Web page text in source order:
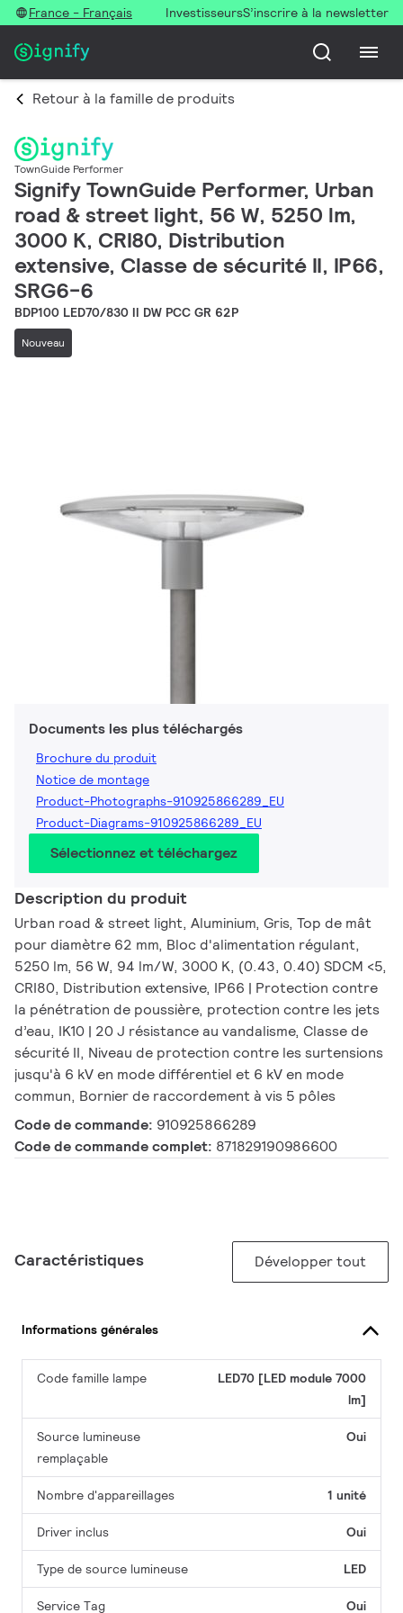
France - Français InvestisseursS’inscrire à la newsletter
Retour à la famille de produits
TownGuide Performer
Signify TownGuide Performer, Urban
road & street light, 56 W, 5250 lm,
3000 K, CRI80, Distribution
extensive, Classe de sécurité II, IP66,
SRG6-6
BDP100 LED70/830 II DW PCC GR 62P
Nouveau
Documents les plus téléchargés
Brochure du produit
Notice de montage
Product-Photographs-910925866289_EU
Product-Diagrams-910925866289_EU
Sélectionnez et téléchargez
Description du produit
Urban road & street light, Aluminium, Gris, Top de mât
pour diamètre 62 mm, Bloc d'alimentation régulant,
5250 lm, 56 W, 94 lm/W, 3000 K, (0.43, 0.40) SDCM <5,
CRI80, Distribution extensive, IP66 | Protection contre
la pénétration de poussière, protection contre les jets
d’eau, IK10 | 20 J résistance au vandalisme, Classe de
sécurité II, Niveau de protection contre les surtensions
jusqu'à 6 kV en mode différentiel et 6 kV en mode
commun, Bornier de raccordement à vis 5 pôles
Code de commande: 910925866289
Code de commande complet: 871829190986600
Caractéristiques Développer tout
Informations générales
Code famille lampe
LED70 [LED module 7000
lm]
Source lumineuse
remplaçable
Oui
Nombre d'appareillages 1 unité
Driver inclus Oui
Type de source lumineuse LED
Service Tag Oui